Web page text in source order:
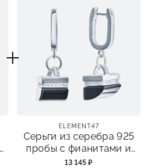
ELEMENT47
Серьги из серебра 925
пробы с фианитами и
ониксом
13 145 ₽